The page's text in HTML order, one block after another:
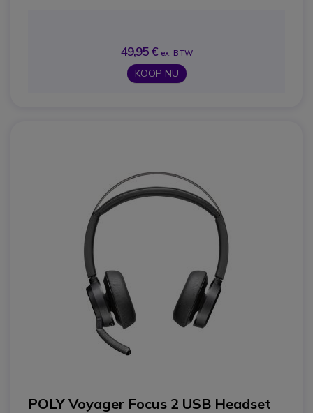
49,95 € ex. BTW
KOOP NU
POLY Voyager Focus 2 USB Headset